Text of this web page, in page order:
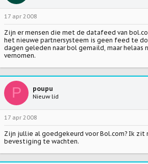
17 apr 2008
Zijn er mensen die met de datafeed van
het nieuwe partnersysteem is geen feed te
dagen geleden naar bol gemaild, maar helaas
vernomen.
P poupu
Nieuw lid
17 apr 2008
Zijn jullie al goedgekeurd voor Bol.com? Ik zit
bevestiging te wachten.